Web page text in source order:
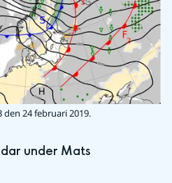
24 februari 2019.
under Mats